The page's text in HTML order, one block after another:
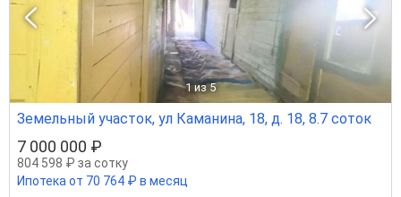
1 из 5
Земельный участок, ул Каманина, 18, д. 18, 8.7 соток
7 000 000 ₽
804 598 ₽ за сотку
Ипотека от 70 764 ₽ в месяц